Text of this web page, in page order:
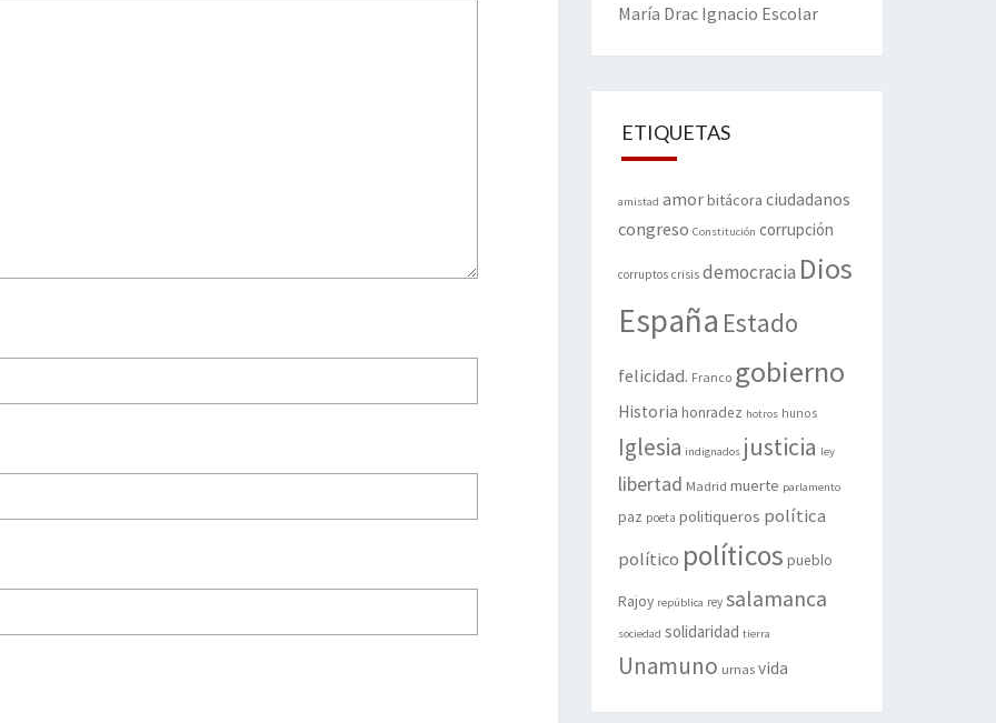
María Drac Ignacio Escolar
ETIQUETAS
amistad amorbitácora ciudadanos
congreso Constitución corrupción
corruptos crisis democracia Dios
España Estado
felicidad. Franco gobierno
Historia honradez hotros hunos
Iglesia indignados justicia ley
libertad Madrid muerte parlamento
paz poeta politiqueros política
político políticos pueblo
Rajoy república rey salamanca
sociedad solidaridad tierra
Unamuno urnas vida